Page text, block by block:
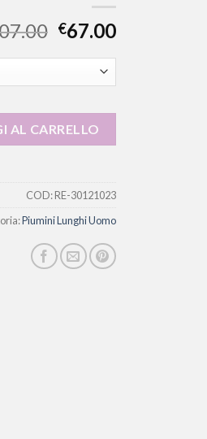
€67.00
AL CARRELLO
COD:RE-30121023
Piumini Lunghi Uomo